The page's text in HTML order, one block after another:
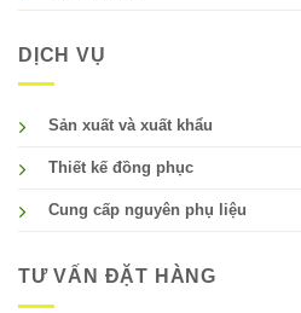
DỊCH VỤ
Sản xuất và xuất khẩu
Thiết kế đồng phục
Cung cấp nguyên phụ liệu
TƯ VẤN ĐẶT HÀNG